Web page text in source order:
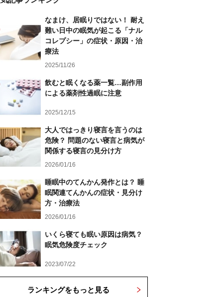
なまけ、居眠りではない！ 耐え
難い日中の眠気が起こる「ナル
コレプシー」の症状・原因・治
療法
2025/11/26
飲むと眠くなる薬一覧…副作用
による薬剤性過眠に注意
2025/12/15
大人ではっきり寝言を言うのは
危険？ 問題のない寝言と病気が
関係する寝言の見分け方
2026/01/16
睡眠中のてんかん発作とは？ 睡
眠関連てんかんの症状・見分け
方・治療法
2026/01/16
いくら寝ても眠い原因は病気？
眠気危険度チェック
2023/07/22
ランキングをもっと見る